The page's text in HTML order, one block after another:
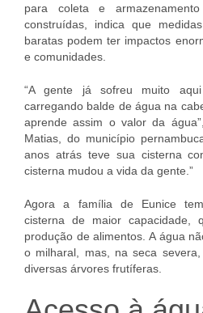
para coleta e
construídas, indica que
baratas podem ter impactos
e comunidades.
“A gente já sofreu muito
carregando balde de água na
aprende assim o valor da
Matias, do município
anos atrás teve sua cisterna
cisterna mudou a vida da gente.”
Agora a família de Eunice
cisterna de maior capacidade,
produção de alimentos. A água
o milharal, mas, na seca
diversas árvores frutíferas.